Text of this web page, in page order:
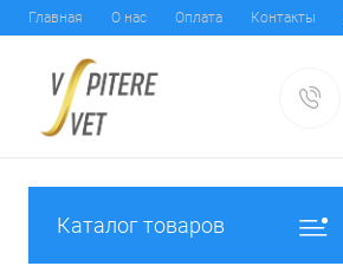
Главная О нас Оплата Контакты
Каталог товаров